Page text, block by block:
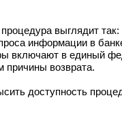
выглядит
информации в
включают в единый
причины возврата.
доступность